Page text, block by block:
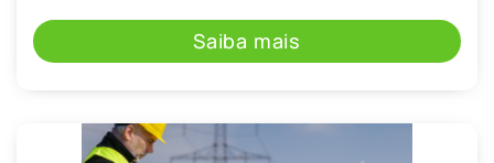
Saiba mais